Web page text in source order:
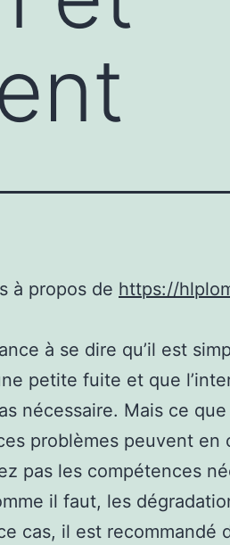
à propos de https://
à se dire qu’il est
petite fuite et que
nécessaire. Mais ce
problèmes peuvent en
pas les compétences
il faut, les
cas, il est recommandé